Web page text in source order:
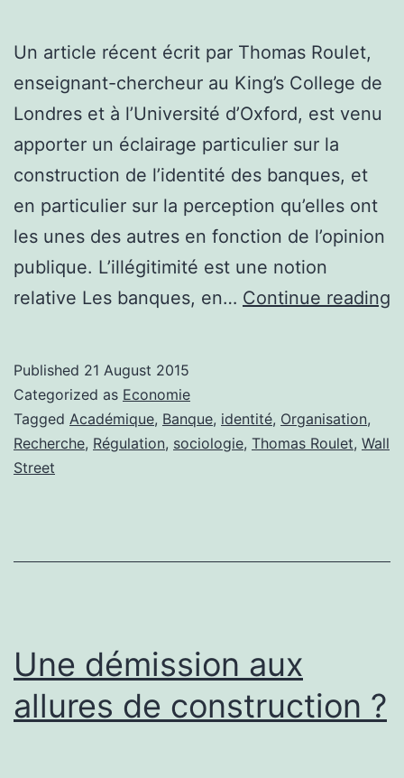
Un article récent écrit par Thomas Roulet,
enseignant-chercheur au King’s College de
Londres et à l’Université d’Oxford, est venu
apporter un éclairage particulier sur la
construction de l’identité des banques, et
en particulier sur la perception qu’elles ont
les unes des autres en fonction de l’opinion
publique. L’illégitimité est une notion
relative Les banques, en… Continue reading
Published 21 August 2015
Categorized as Economie
Tagged Académique, Banque, identité, Organisation,
Recherche, Régulation, sociologie, Thomas Roulet, Wall
Street
Une démission aux
allures de construction ?